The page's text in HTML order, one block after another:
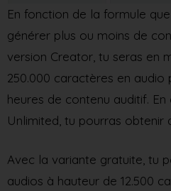
En fonction de la formule
générer plus ou moins de
version Creator, tu seras en
250.000 caractères en audio
heures de contenu auditif.
Unlimited, tu pourras obtenir
Avec la variante gratuite, tu
audios à hauteur de 12.500